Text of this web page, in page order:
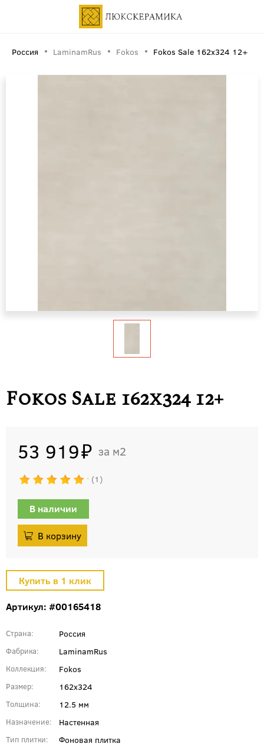
Россия LaminamRus Fokos Fokos Sale 162х324 12+
Fokos Sale 162х324 12+
53 919 м2
1
В наличии
Артикул: #00165418
Страна Россия
Фабрика LaminamRus
Коллекция Fokos
Размер 162x324
Толщина 12.5 мм
Назначение Настенная
Тип плитки Фоновая плитка